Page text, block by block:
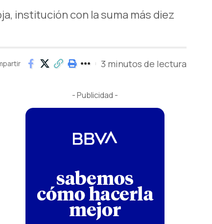
institución con la suma más diez
3 minutos de lectura
- Publicidad -